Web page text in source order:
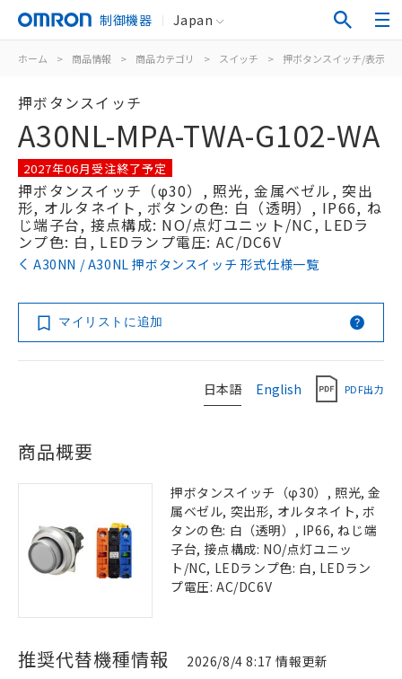
制御機器 Japan
ホーム > 商品情報 > 商品カテゴリ > スイッチ > 押ボタンスイッチ/表示灯
押ボタンスイッチ
A30NL-MPA-TWA-G102-WA
2027年06月受注終了予定
押ボタンスイッチ（φ30）, 照光, 金属ベゼル, 突出
形, オルタネイト, ボタンの色: 白（透明）, IP66, ね
じ端子台, 接点構成: NO/点灯ユニット/NC, LEDラ
ンプ色: 白, LEDランプ電圧: AC/DC6V
A30NN / A30NL 押ボタンスイッチ 形式仕様一覧
マイリストに追加
日本語 English PDF出力
商品概要
押ボタンスイッチ（φ30）, 照光, 金
属ベゼル, 突出形, オルタネイト, ボ
タンの色: 白（透明）, IP66, ねじ端
子台, 接点構成: NO/点灯ユニッ
ト/NC, LEDランプ色: 白, LEDラン
プ電圧: AC/DC6V
推奨代替機種情報 2026/8/4 8:17 情報更新